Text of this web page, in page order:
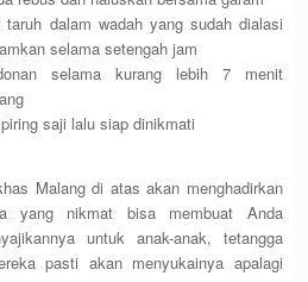
dalam wadah yang sudah dialasi
selama setengah jam
selama kurang lebih 7 menit
saji lalu siap dinikmati
Malang di atas akan menghadirkan
yang nikmat bisa membuat Anda
untuk anak-anak, tetangga
pasti akan menyukainya apalagi